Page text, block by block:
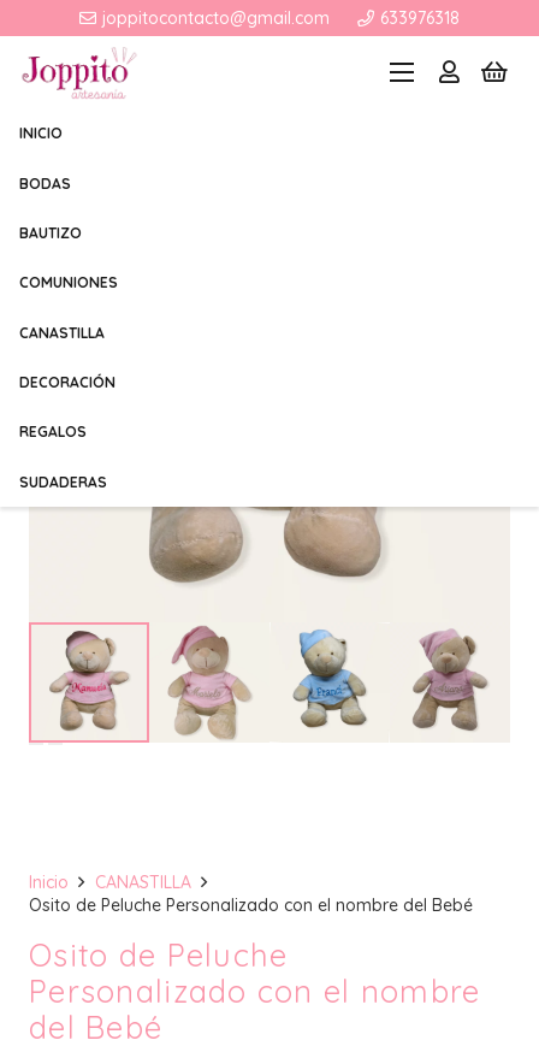
joppitocontacto@gmail.com 633976318
INICIO
BODAS
BAUTIZO
COMUNIONES
CANASTILLA
DECORACIÓN
REGALOS
SUDADERAS
Inicio
CANASTILLA
Osito de Peluche Personalizado con el nombre del Bebé
Osito de Peluche
Personalizado con el nombre
del Bebé